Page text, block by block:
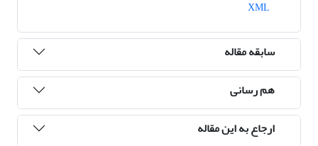
سابقه مقاله
هم رسانی
ارجاع به این مقاله